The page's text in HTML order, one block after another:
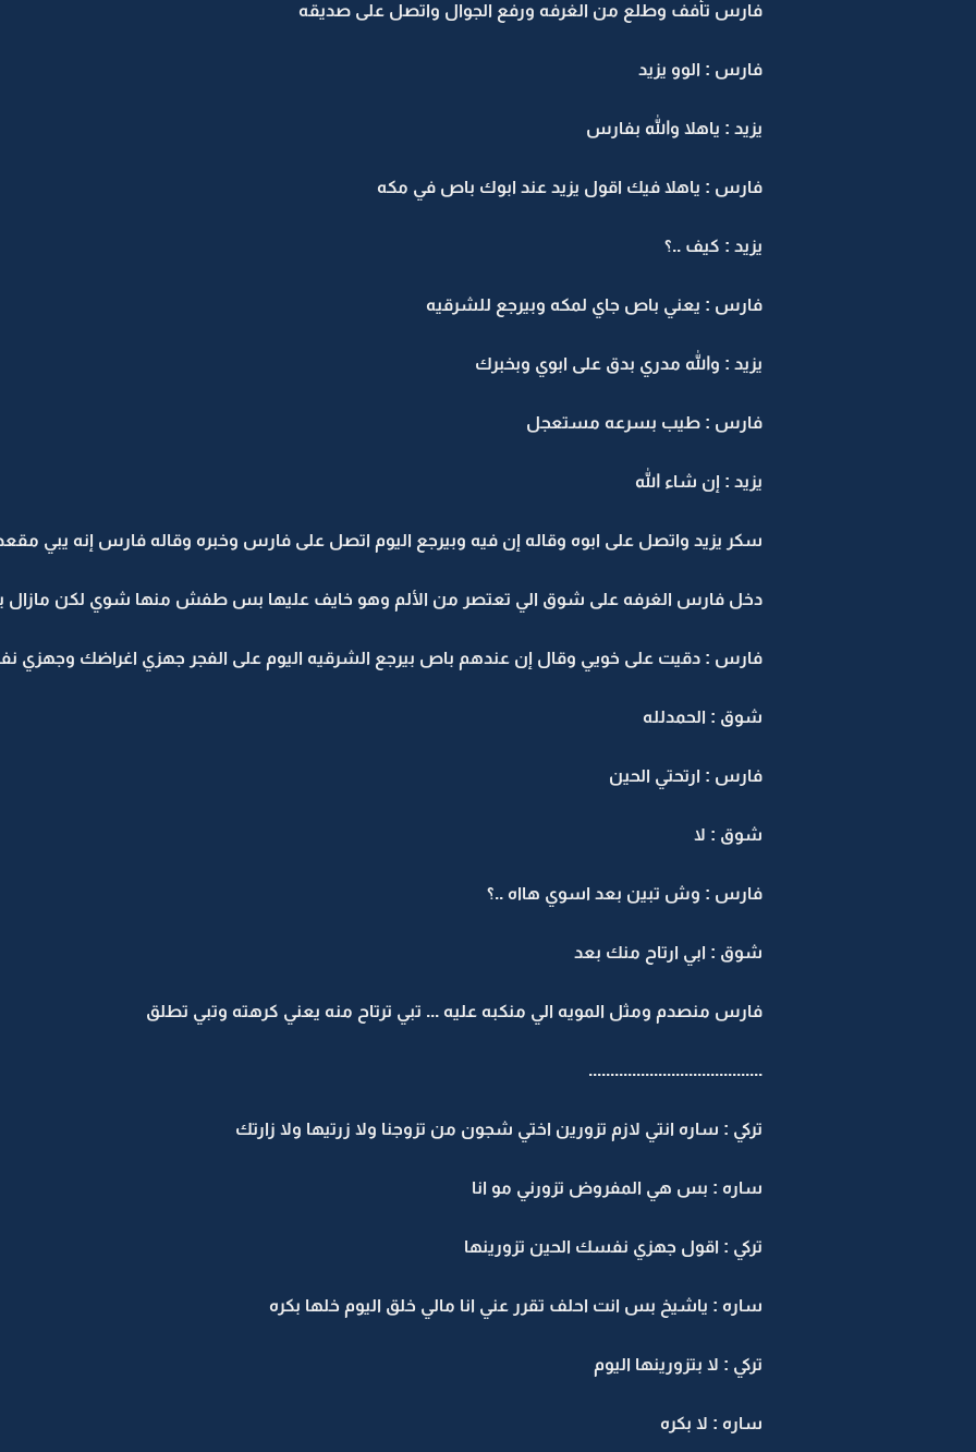
فارس تأفف وطلع من الغرفه ورفع الجوال واتصل على صديقه
فارس : الوو يزيد
يزيد : ياهلا والله بفارس
فارس : ياهلا فيك اقول يزيد عند ابوك باص في مكه
يزيد : كيف ..؟
فارس : يعني باص جاي لمكه وبيرجع للشرقيه
يزيد : والله مدري بدق على ابوي وبخبرك
فارس : طيب بسرعه مستعجل
يزيد : إن شاء الله
سكر يزيد واتصل على ابوه وقاله إن فيه وبيرجع اليوم اتصل على فارس وخبره وقاله فارس إنه يبي
دخل فارس الغرفه على شوق الي تعتصر من الألم وهو خايف عليها بس طفش منها شوي لكن مازال
فارس : دقيت على خويي وقال إن عندهم باص بيرجع الشرقيه اليوم على الفجر جهزي اغراضك وجهزي
شوق : الحمدلله
فارس : ارتحتي الحين
شوق : لا
فارس : وش تبين بعد اسوي هااه ..؟
شوق : ابي ارتاح منك بعد
فارس منصدم ومثل المويه الي منكبه عليه ... تبي ترتاح منه يعني كرهته وتبي تطلق
........................................
تركي : ساره انتي لازم تزورين اختي شجون من تزوجنا ولا زرتيها ولا زارتك
ساره : بس هي المفروض تزورني مو انا
تركي : اقول جهزي نفسك الحين تزورينها
ساره : ياشيخ بس انت احلف تقرر عني انا مالي خلق اليوم خلها بكره
تركي : لا بتزورينها اليوم
ساره : لا بكره